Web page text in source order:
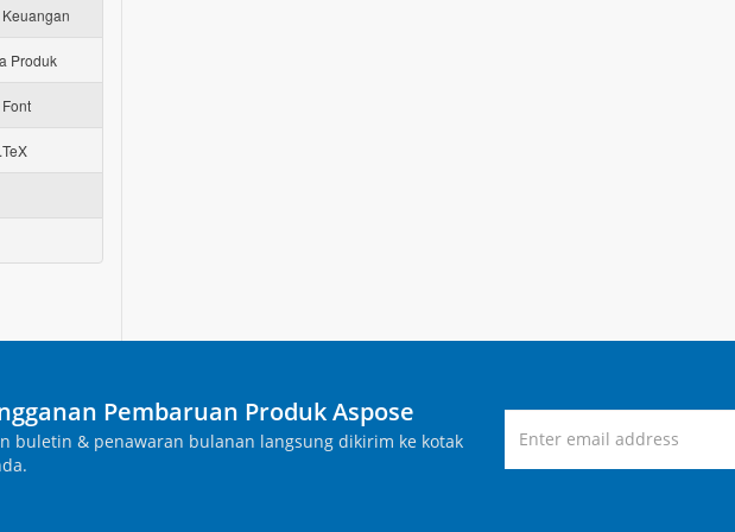
Produk
Pembaruan Produk Aspose
buletin & penawaran bulanan langsung dikirim ke kotak